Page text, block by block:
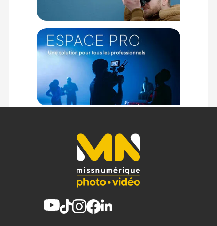
Caractéristiques du microphone Rode Wireless Pro Kit
HF Double
GENERAL
Directivité : Omnidirectionnel
Plage de fréquences : 20 Hz – 20 kHz
SPL maximal : 123,5 dB SPL
Bruit équivalent (pondéré A) : 22 dBA
Rapport signal sur bruit : 72 dB
Entrées analogiques : TRS verrouillable 3,5 mm (TX)
Sorties analogiques : TRRS 3,5 m (RX)
Exigences du système d'exploitation :
macOS 10.15 supérieur
Windows 10 et supérieur
Android 11 et supérieur
Alimentation : Batterie lithium-ion rechargeable intégrée,
chargée via USB-C (5 V, 0,4 A)